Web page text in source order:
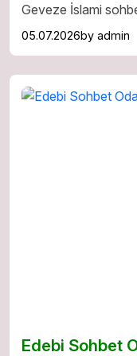
Geveze İslami
05.07.2026by admin
Edebi Sohbet